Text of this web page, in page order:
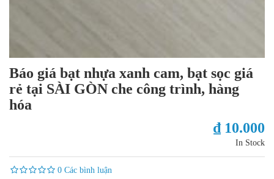
Báo giá bạt nhựa xanh cam, bạt sọc giá
rẻ tại SÀI GÒN che công trình, hàng
hóa
₫ 10.000
In Stock
0 Các bình luận